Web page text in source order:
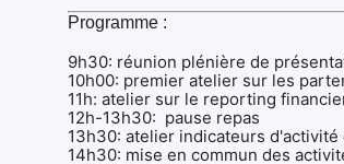
Programme :
9h30: réunion plénière de
10h00: premier atelier sur les
11h: atelier sur le reporting
12h-13h30: pause repas
13h30: atelier indicateurs
14h30: mise en commun des